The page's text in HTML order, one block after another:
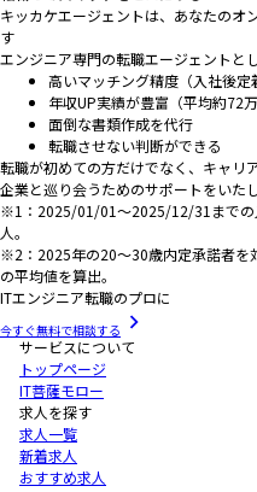
キッカケエージェントは、あなたのオ
す
エンジニア専門の転職エージェントと
高いマッチング精度（入社後定
年収UP実績が豊富（平均約72
面倒な書類作成を代行
転職させない判断ができる
転職が初めての方だけでなく、キャリ
企業と巡り会うためのサポートをいたし
※1：2025/01/01～2025/12/31までの
人。
※2：2025年の20～30歳内定承諾者を
の平均値を算出。
ITエンジニア転職のプロに
今すぐ無料で相談する
サービスについて
トップページ
IT菩薩モロー
求人を探す
求人一覧
新着求人
おすすめ求人